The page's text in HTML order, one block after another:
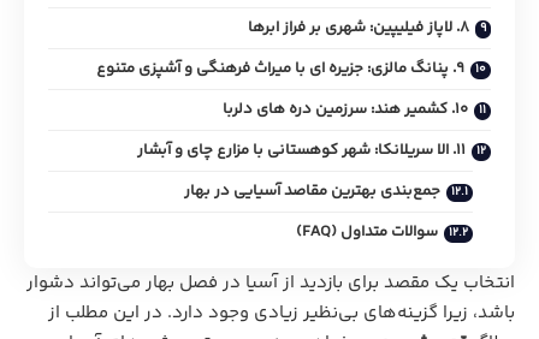
8. لاپاز فیلیپین: شهری بر فراز ابرها
9. پنانگ مالزی: جزیره‌ ای با میراث فرهنگی و آشپزی متنوع
10. کشمیر هند: سرزمین دره‌ های دلربا
11. الا سریلانکا: شهر کوهستانی با مزارع چای و آبشار
جمع‌بندی بهترین مقاصد آسیایی در بهار
سوالات متداول (FAQ)
انتخاب یک مقصد برای بازدید از آسیا در فصل بهار می‌تواند دشوار
باشد، زیرا گزینه‌های بی‌نظیر زیادی وجود دارد. در این مطلب از